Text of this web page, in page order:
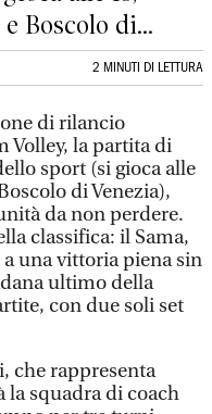
Boscolo di...
2 MINUTI DI LETTURA
di rilancio
Volley, la partita di
sport (si gioca alle
di Venezia),
da non perdere.
classifica: il Sama,
una vittoria piena sin
ultimo della
con due soli set
che rappresenta
la squadra di coach